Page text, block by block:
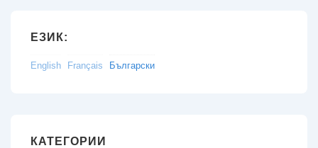
ЕЗИК:
English Français Български
КАТЕГОРИИ